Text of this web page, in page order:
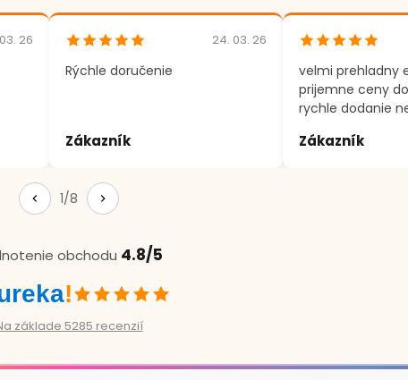
26 24. 03. 26
Rýchle doručenie
Zákazník
velmi prehladny
prijemne ceny
rychle dodanie
mi vysvetlili a
Zákazník
1/8
obchodu 4.8/5
!
základe 5285 recenzií